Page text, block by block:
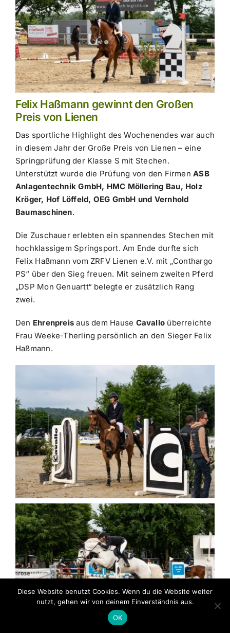
Felix Haßmann gewinnt den Großen
Preis von Lienen
Das sportliche Highlight des Wochenendes war auch
in diesem Jahr der Große Preis von Lienen – eine
Springprüfung der Klasse S mit Stechen.
Unterstützt wurde die Prüfung von den FirmenASB
Anlagentechnik GmbH, HMC Möllering Bau, Holz
Kröger, Hof Löffeld, OEG GmbH und Vernhold
Baumaschinen.
Die Zuschauer erlebten ein spannendes Stechen mit
hochklassigem Springsport. Am Ende durfte sich
Felix Haßmann vom ZRFV Lienen e.V. mit „Conthargo
PS“ über den Sieg freuen. Mit seinem zweiten Pferd
„DSP Mon Genuartt“ belegte er zusätzlich Rang
zwei.
Den Ehrenpreis aus dem Hause Cavallo überreichte
Frau Weeke-Therling persönlich an den Sieger Felix
Haßmann.
Diese Website benutzt Cookies. Wenn du die Website weiter
nutzt, gehen wir von deinem Einverständnis aus.
OK